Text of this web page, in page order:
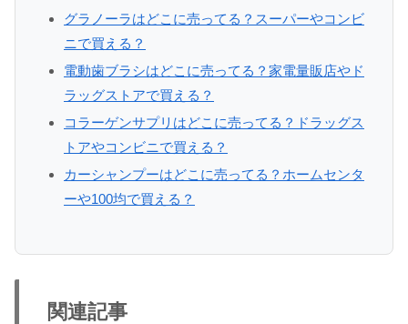
グラノーラはどこに売ってる？スーパーやコンビ
ニで買える？
電動歯ブラシはどこに売ってる？家電量販店やド
ラッグストアで買える？
コラーゲンサプリはどこに売ってる？ドラッグス
トアやコンビニで買える？
カーシャンプーはどこに売ってる？ホームセンタ
ーや100均で買える？
関連記事